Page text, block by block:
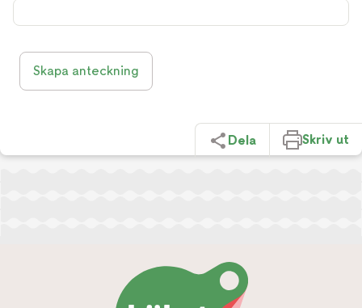
Skapa anteckning
Dela Skriv ut